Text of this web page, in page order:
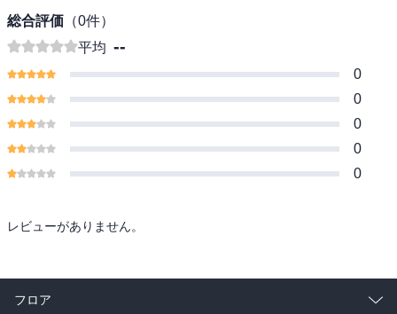
総合評価 （0件）
平均 --
0
0
0
0
0
レビューがありません。
フロア